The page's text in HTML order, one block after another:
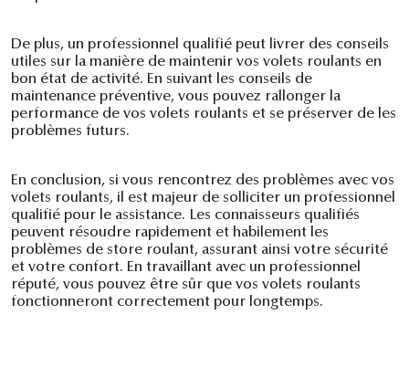
De plus, un professionnel qualifié peut livrer des conseils
utiles sur la manière de maintenir vos volets roulants en
bon état de activité. En suivant les conseils de
maintenance préventive, vous pouvez rallonger la
performance de vos volets roulants et se préserver de les
problèmes futurs.
En conclusion, si vous rencontrez des problèmes avec vos
volets roulants, il est majeur de solliciter un professionnel
qualifié pour le assistance. Les connaisseurs qualifiés
peuvent résoudre rapidement et habilement les
problèmes de store roulant, assurant ainsi votre sécurité
et votre confort. En travaillant avec un professionnel
réputé, vous pouvez être sûr que vos volets roulants
fonctionneront correctement pour longtemps.